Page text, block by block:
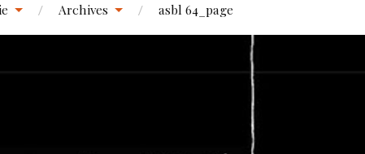
Archives asbl 64_page